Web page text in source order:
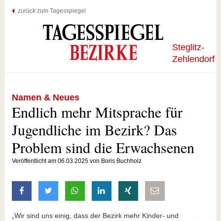
zurück zum Tagesspiegel
Steglitz-
Zehlendorf
Namen & Neues
Endlich mehr Mitsprache für
Jugendliche im Bezirk? Das
Problem sind die Erwachsenen
Veröffentlicht am 06.03.2025 von Boris Buchholz
auf Facebook teilen
auf Twitter teilenmit Whatsapp teilen
auf LinkedIn teilen
auf Xing teilen
„Wir sind uns einig, dass der Bezirk mehr Kinder- und